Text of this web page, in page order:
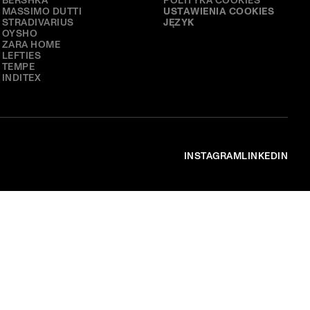
MASSIMO DUTTI
STRADIVARIUS
OYSHO
ZARA HOME
LEFTIES
TEMPE
INDITEX
USTAWIENIA COOKIES
JĘZYK
INSTAGRAMLINKEDIN